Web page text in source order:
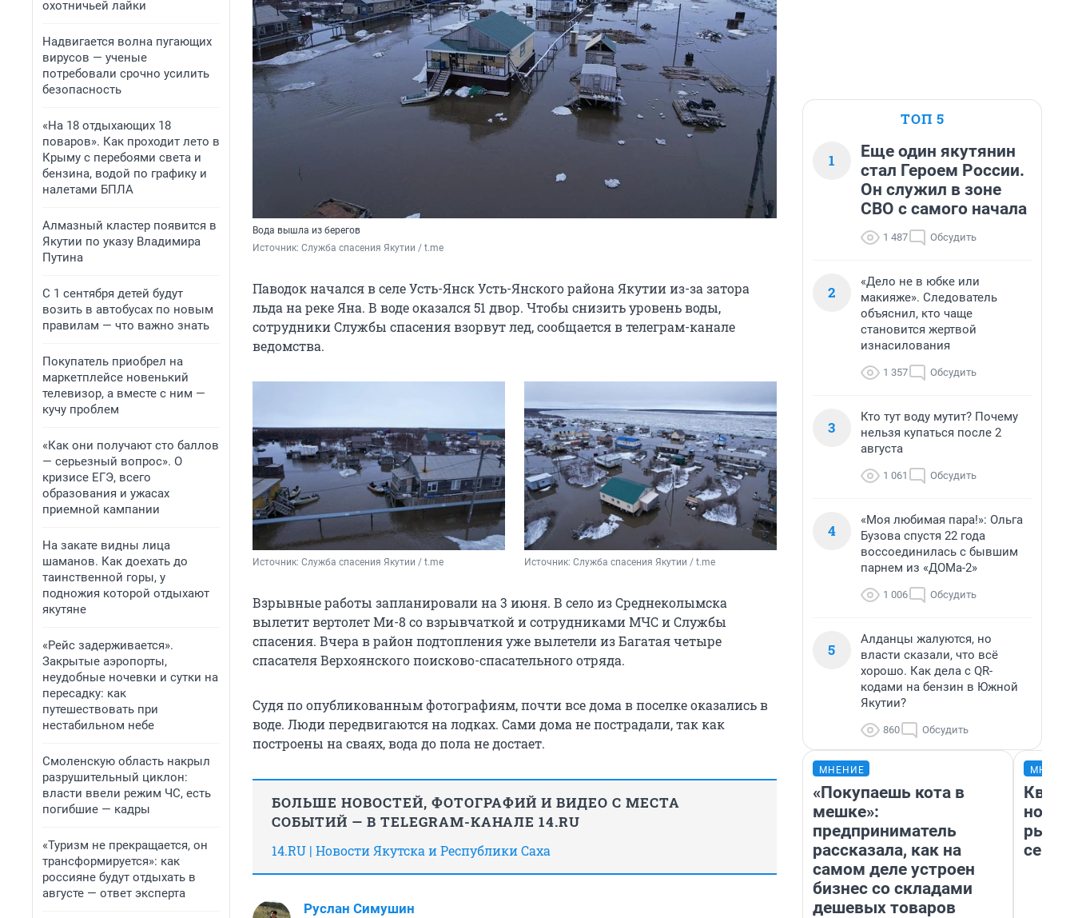
охотничьей лайки
Надвигается волна пугающих
вирусов — ученые
потребовали срочно усилить
безопасность
«На 18 отдыхающих 18
поваров». Как проходит лето в
Крыму с перебоями света и
бензина, водой по графику и
налетами БПЛА
Алмазный кластер появится в
Якутии по указу Владимира
Путина
С 1 сентября детей будут
возить в автобусах по новым
правилам — что важно знать
Покупатель приобрел на
маркетплейсе новенький
телевизор, а вместе с ним —
кучу проблем
«Как они получают сто баллов
— серьезный вопрос». О
кризисе ЕГЭ, всего
образования и ужасах
приемной кампании
На закате видны лица
шаманов. Как доехать до
таинственной горы, у
подножия которой отдыхают
якутяне
«Рейс задерживается».
Закрытые аэропорты,
неудобные ночевки и сутки на
пересадку: как
путешествовать при
нестабильном небе
Смоленскую область накрыл
разрушительный циклон:
власти ввели режим ЧС, есть
погибшие — кадры
«Туризм не прекращается, он
трансформируется»: как
россияне будут отдыхать в
августе — ответ эксперта
Вода вышла из берегов
Источник: Служба спасения Якутии / t.me
Паводок начался в селе Усть-Янск Усть-Янского района Якутии из-за затора
льда на реке Яна. В воде оказался 51 двор. Чтобы снизить уровень воды,
сотрудники Службы спасения взорвут лед, сообщается в телеграм-канале
ведомства.
Источник: Служба спасения Якутии / t.me Источник: Служба спасения Якутии / t.me
Взрывные работы запланировали на 3 июня. В село из Среднеколымска
вылетит вертолет Ми-8 со взрывчаткой и сотрудниками МЧС и Службы
спасения. Вчера в район подтопления уже вылетели из Багатая четыре
спасателя Верхоянского поисково-спасательного отряда.
Судя по опубликованным фотографиям, почти все дома в поселке оказались в
воде. Люди передвигаются на лодках. Сами дома не пострадали, так как
построены на сваях, вода до пола не достает.
БОЛЬШЕ НОВОСТЕЙ, ФОТОГРАФИЙ И ВИДЕО С МЕСТА
СОБЫТИЙ — В TELEGRAM-КАНАЛЕ 14.RU
14.RU | Новости Якутска и Республики Саха
Руслан Симушин
ТОП 5
1
Еще один якутянин
стал Героем России.
Он служил в зоне
СВО с самого начала
1 487 Обсудить
2
«Дело не в юбке или
макияже». Следователь
объяснил, кто чаще
становится жертвой
изнасилования
1 357 Обсудить
3
Кто тут воду мутит? Почему
нельзя купаться после 2
августа
1 061 Обсудить
4
«Моя любимая пара!»: Ольга
Бузова спустя 22 года
воссоединилась с бывшим
парнем из «ДОМа-2»
1 006 Обсудить
5
Алданцы жалуются, но
власти сказали, что всё
хорошо. Как дела с QR-
кодами на бензин в Южной
Якутии?
860 Обсудить
МНЕНИЕ
«Покупаешь кота в
мешке»:
предприниматель
рассказала, как на
самом деле устроен
бизнес со складами
дешевых товаров
но